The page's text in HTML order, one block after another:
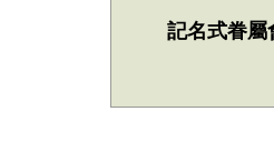
記名式眷屬